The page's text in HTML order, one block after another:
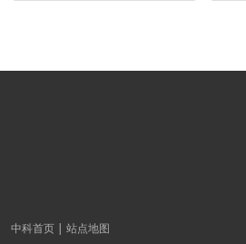
中科首页 站点地图